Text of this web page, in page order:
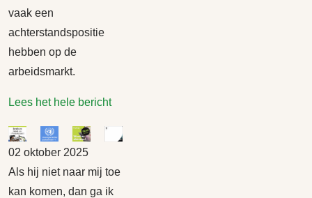
vaak een
achterstandspositie
hebben op de
arbeidsmarkt.
Lees het hele bericht
02 oktober 2025
Als hij niet naar mij toe
kan komen, dan ga ik